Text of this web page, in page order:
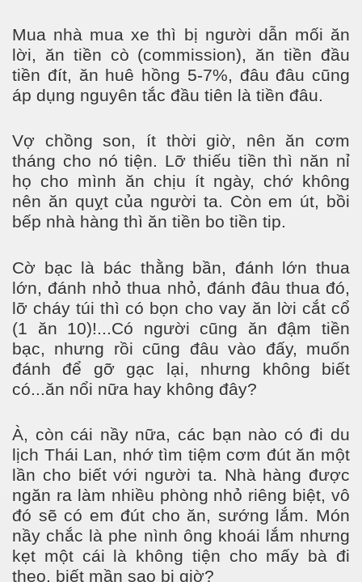
Mua nhà mua xe thì bị người dẫn mối ăn
lời, ăn tiền cò (commission), ăn tiền đầu
tiền đít, ăn huê hồng 5-7%, đâu đâu cũng
áp dụng nguyên tắc đầu tiên là tiền đâu.
Vợ chồng son, ít thời giờ, nên ăn cơm
tháng cho nó tiện. Lỡ thiếu tiền thì năn nỉ
họ cho mình ăn chịu ít ngày, chớ không
nên ăn quỵt của người ta. Còn em út, bồi
bếp nhà hàng thì ăn tiền bo tiền tip.
Cờ bạc là bác thằng bần, đánh lớn thua
lớn, đánh nhỏ thua nhỏ, đánh đâu thua đó,
lỡ cháy túi thì có bọn cho vay ăn lời cắt cổ
(1 ăn 10)!...Có người cũng ăn đậm tiền
bạc, nhưng rồi cũng đâu vào đấy, muốn
đánh để gỡ gạc lại, nhưng không biết
có...ăn nổi nữa hay không đây?
À, còn cái nầy nữa, các bạn nào có đi du
lịch Thái Lan, nhớ tìm tiệm cơm đút ăn một
lần cho biết với người ta. Nhà hàng được
ngăn ra làm nhiều phòng nhỏ riêng biệt, vô
đó sẽ có em đút cho ăn, sướng lắm. Món
nầy chắc là phe nình ông khoái lắm nhưng
kẹt một cái là không tiện cho mấy bà đi
theo, biết mần sao bi giờ?